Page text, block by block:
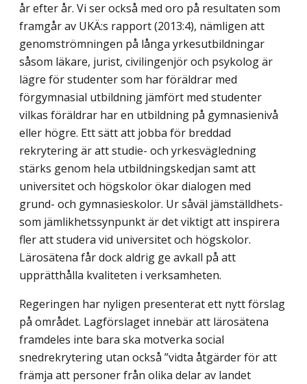
år efter år. Vi ser också med oro på resultaten som
framgår av UKÄ:s rapport (2013:4), nämligen att
genomströmningen på långa yrkesutbildningar
såsom läkare, jurist, civilingenjör och psykolog är
lägre för studenter som har föräldrar med
förgymnasial utbildning jämfört med studenter
vilkas föräldrar har en utbildning på gymnasienivå
eller högre. Ett sätt att jobba för breddad
rekrytering är att studie- och yrkesvägledning
stärks genom hela utbildningskedjan samt att
universitet och högskolor ökar dialogen med
grund- och gymnasieskolor. Ur såväl jämställdhets-
som jämlikhets­synpunkt är det viktigt att inspirera
fler att studera vid universitet och högskolor.
Lärosätena får dock aldrig ge avkall på att
upprätthålla kvaliteten i verksamheten.
Regeringen har nyligen presenterat ett nytt förslag
på området. Lagförslaget innebär att lärosätena
framdeles inte bara ska motverka social
snedrekrytering utan också ”vidta åtgärder för att
främja att personer från olika delar av landet